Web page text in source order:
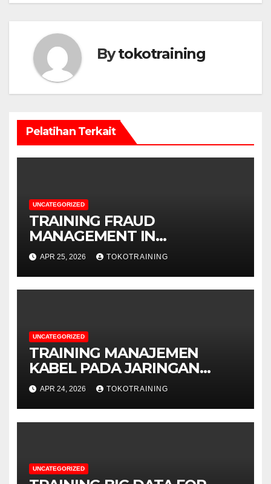
Bytokotraining
Pelatihan Terkait
UNCATEGORIZED
TRAINING FRAUD
MANAGEMENT IN
TELECOMMUNICATION
BUSINESS
APR 25, 2026 TOKOTRAINING
UNCATEGORIZED
TRAINING MANAJEMEN
KABEL PADA JARINGAN
TELEKOMUNIKASI
APR 24, 2026 TOKOTRAINING
UNCATEGORIZED